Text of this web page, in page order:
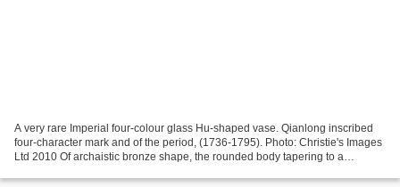
A very rare Imperial four-colour glass Hu-shaped vase. Qianlong inscribed
four-character mark and of the period, (1736-1795). Photo: Christie's Images
Ltd 2010 Of archaistic bronze shape, the rounded body tapering to a